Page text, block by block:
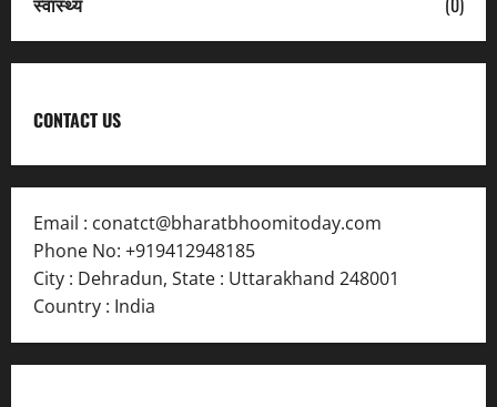
CONTACT US
Email : conatct@bharatbhoomitoday.com
Phone No: +919412948185
City : Dehradun, State : Uttarakhand 248001
Country : India